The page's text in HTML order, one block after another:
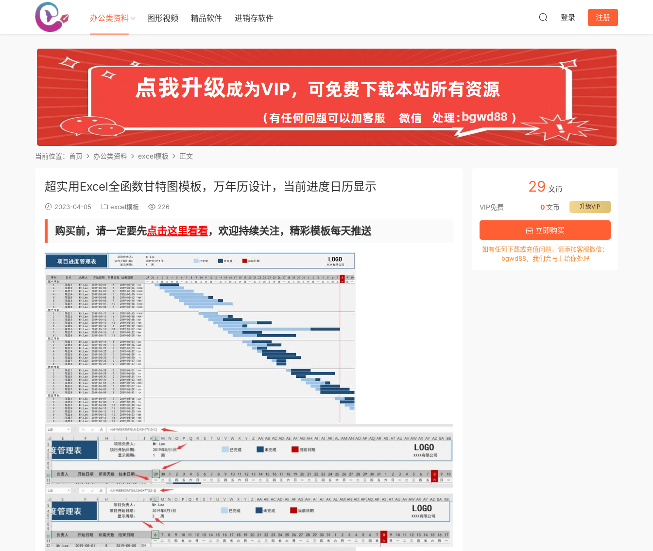
办公类资料 图形视频 精品软件 进销存软件 登录 注册
当前位置： 首页 办公类资料 excel模板 正文
超实用Excel全函数甘特图模板，万年历设计，当前进度日历显示
2023-04-05 excel模板 226
购买前，请一定要先点击这里看看，欢迎持续关注，精彩模板每天推送
29 文币
VIP免费 升级VIP
0文币
立即购买
如有任何下载或充值问题，请添加客服微信：
bgwd88，我们会马上给你处理